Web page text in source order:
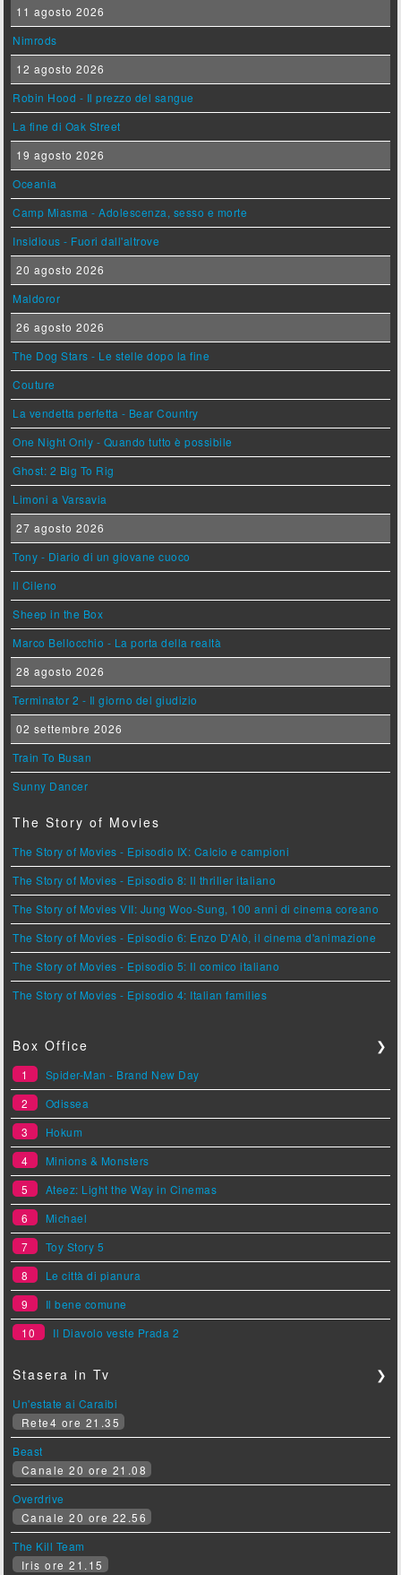
11 agosto 2026
Nimrods
12 agosto 2026
Robin Hood - Il prezzo del sangue
La fine di Oak Street
19 agosto 2026
Oceania
Camp Miasma - Adolescenza, sesso e morte
Insidious - Fuori dall'altrove
20 agosto 2026
Maldoror
26 agosto 2026
The Dog Stars - Le stelle dopo la fine
Couture
La vendetta perfetta - Bear Country
One Night Only - Quando tutto è possibile
Ghost: 2 Big To Rig
Limoni a Varsavia
27 agosto 2026
Tony - Diario di un giovane cuoco
Il Cileno
Sheep in the Box
Marco Bellocchio - La porta della realtà
28 agosto 2026
Terminator 2 - Il giorno del giudizio
02 settembre 2026
Train To Busan
Sunny Dancer
The Story of Movies
The Story of Movies - Episodio IX: Calcio e campioni
The Story of Movies - Episodio 8: Il thriller italiano
The Story of Movies VII: Jung Woo-Sung, 100 anni di cinema coreano
The Story of Movies - Episodio 6: Enzo D'Alò, il cinema d'animazione
The Story of Movies - Episodio 5: Il comico italiano
The Story of Movies - Episodio 4: Italian families
Box Office ❯
1
Spider-Man - Brand New Day
2
Odissea
3
Hokum
4
Minions & Monsters
5
Ateez: Light the Way in Cinemas
6
Michael
7
Toy Story 5
8
Le città di pianura
9
Il bene comune
10
Il Diavolo veste Prada 2
Stasera in Tv ❯
Un'estate ai Caraibi
Rete4 ore 21.35
Beast
Canale 20 ore 21.08
Overdrive
Canale 20 ore 22.56
The Kill Team
Iris ore 21.15